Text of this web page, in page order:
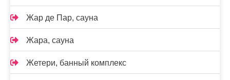
Жар де Пар, сауна
Жара, сауна
Жетери, банный комплекс